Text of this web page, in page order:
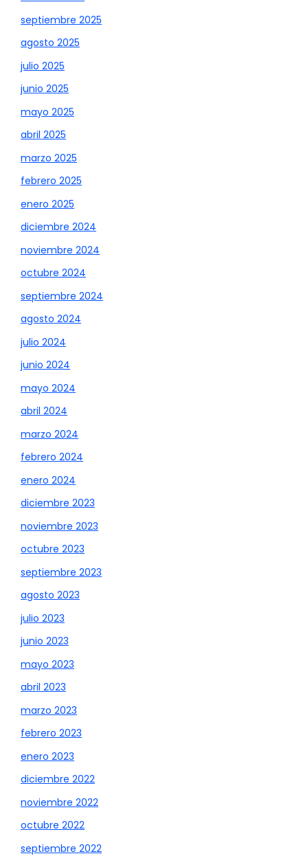
septiembre 2025
agosto 2025
julio 2025
junio 2025
mayo 2025
abril 2025
marzo 2025
febrero 2025
enero 2025
diciembre 2024
noviembre 2024
octubre 2024
septiembre 2024
agosto 2024
julio 2024
junio 2024
mayo 2024
abril 2024
marzo 2024
febrero 2024
enero 2024
diciembre 2023
noviembre 2023
octubre 2023
septiembre 2023
agosto 2023
julio 2023
junio 2023
mayo 2023
abril 2023
marzo 2023
febrero 2023
enero 2023
diciembre 2022
noviembre 2022
octubre 2022
septiembre 2022